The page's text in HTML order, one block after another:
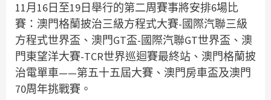
11月16日至19日舉行的第二周賽事將安排6場比
賽：澳門格蘭披治三級方程式大賽-國際汽聯三級
方程式世界盃、澳門GT盃-國際汽聯GT世界盃、澳
門東望洋大賽-TCR世界巡迴賽最終站、澳門格蘭披
治電單車——第五十五屆大賽、澳門房車盃及澳門
70周年挑戰賽。